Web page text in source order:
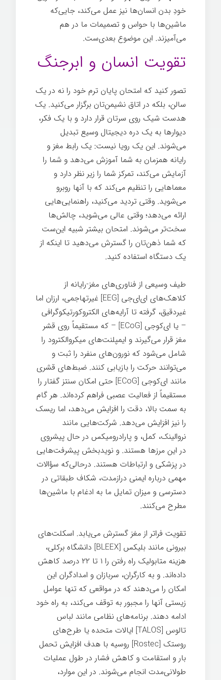
خودِ بدن انسان‌ها نیز عمل می‌کند، جایی‌که
ماشین‌ها با حواس و تصمیمات ما در هم
می‌آمیزند. این موضوع بعدی‌ست.
تقویت انسان و ابرجنگ
تصور کنید که امتحان پایان ترم خود را نه در یک
سالن، بلکه در اتاق نشیمن‌تان برگزار می‌کنید. یک
هدست شیک روی سرتان قرار دارد و با یک فکر،
دیوارها به یک دره دیجیتال وسیع تبدیل
می‌شوند. این یک رویا نیست: یک رابط مغز و
رایانه همزمان به شما آموزش می‌دهد و شما را
آزمایش می‌کند، تمرکز شما را زیر نظر دارد و
معماهایی را تنظیم می‌کند که با آنها روبرو
می‌شوید. وقتی تردید می‌کنید، راهنمایی‌هایی
ارائه می‌دهد؛ وقتی عالی می‌شوید، چالش‌ها
سخت‌تر می‌شوند. امتحان بیشتر شبیه این‌ست
که شما ذهن‌تان را گسترش می‌دهید تا اینکه از
یک دستگاه استفاده کنید.
طیف وسیعی از فناوری‌های مغز-رایانه از
کلاهک‌های ای‌ای‌جی [EEG] غیرتهاجمی، ارزان اما
غیردقیق، گرفته تا آرایه‌های الکتروکورتیکوگرافی
– یا ای‌کوجی [ECoG] – که مستقیماً روی قشر
مغز قرار می‌گیرند و ایمپلنت‌های میکروالکترود را
شامل می‌شود که نورون‌های منفرد را ثبت و
می‌توانند حرکت را بازیابی کنند. ضبط‌های قشری
مانند ای‌کوجی [ECoG] حتی امکان سنتز گفتار را
مستقیماً از فعالیت عصبی فراهم کرده‌اند. هر گام
به سمت بالا، دقت را افزایش می‌دهد، اما ریسک
را نیز افزایش می‌دهد. شرکت‌هایی مانند
نروالینک، کمل، و پارادرومیکس در حال پیشروی
در این مرزها هستند. و نویدبخش پیشرفت‌هایی
در پزشکی و ارتباطات هستند. درحالی‌که سؤالات
مهمی درباره ایمنی درازمدت، شکاف طبقاتی در
دسترسی و میزان تمایل ما به ادغام با ماشین‌ها
مطرح می‌کنند.
تقویت فراتر از مغز گسترش می‌یابد. اسکلت‌های
بیرونی مانند بلیکس [BLEEX] دانشگاه برکلی،
هزینه متابولیک راه رفتن را ۱ تا ۲۲ درصد کاهش
داده‌اند. و به کارگران، سربازان و امدادگران این
امکان را می‌دهند که در مواقعی که تنها عوامل
زیستی آنها را مجبور به توقف می‌کند، به راه خود
ادامه دهند. برنامه‌های نظامی مانند لباس
تالوس [TALOS] ایالات متحده یا طرح‌های
روستک [Rostec] روسیه با هدف افزایش تحمل
بار و استقامت و کاهش فشار در طول عملیات
طولانی‌مدت انجام می‌شوند. در این موارد،